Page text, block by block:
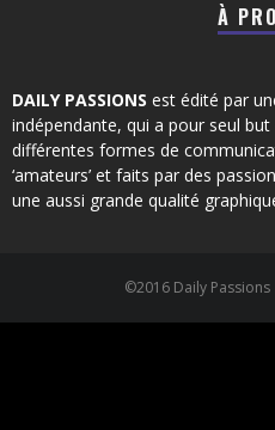
À
DAILY PASSIONS est édité par
indépendante, qui a pour seul
différentes formes de
‘amateurs’ et faits par des
une aussi grande qualité
©2016 Daily